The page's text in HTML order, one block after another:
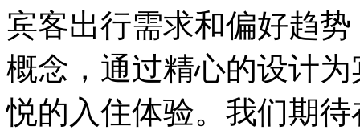
宾客出行需求和偏好趋
概念，通过精心的设计
悦的入住体验。我们期